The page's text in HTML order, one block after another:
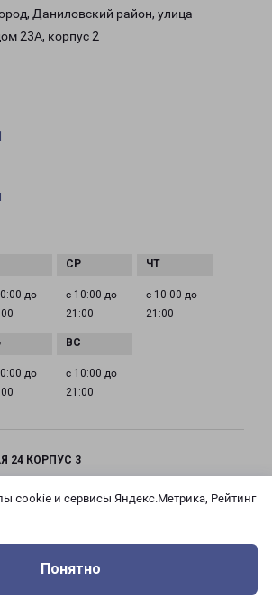
cookie и сервисы Яндекс.Метрика, Рейтинг
Понятно
Даниловский район, улица
23А, корпус 2
до
с 10:00 до
21:00
с 10:00 до
21:00
до
с 10:00 до
21:00
24 КОРПУС 3
корпус 3